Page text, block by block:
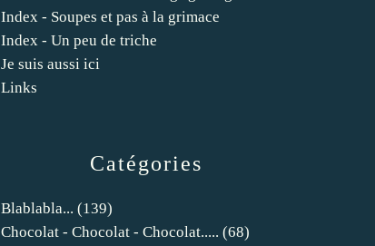
Catégories
Blablabla... (139)
Chocolat - Chocolat - Chocolat..... (68)
Index - Soupes et pas à la grimace
Index - Un peu de triche
Je suis aussi ici
Links